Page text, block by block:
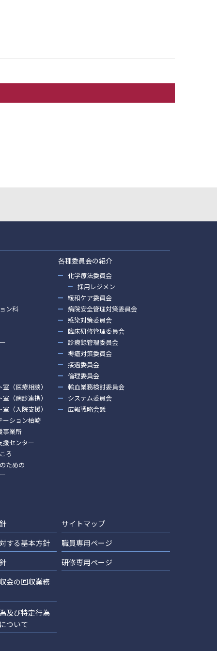
ン科
（医療相談）
（病診連携）
（入院支援）
ーション柏崎
事業所
援センター
ろ
ための
各種委員会の紹介
化学療法委員会
採用レジメン
緩和ケア委員会
病院安全管理対策委員会
感染対策委員会
臨床研修管理委員会
診療録管理委員会
褥瘡対策委員会
接遇委員会
倫理委員会
輸血業務検討委員会
システム委員会
広報戦略会議
する基本方針
金の回収業務
及び特定行為
ついて
サイトマップ
職員専用ページ
研修専用ページ